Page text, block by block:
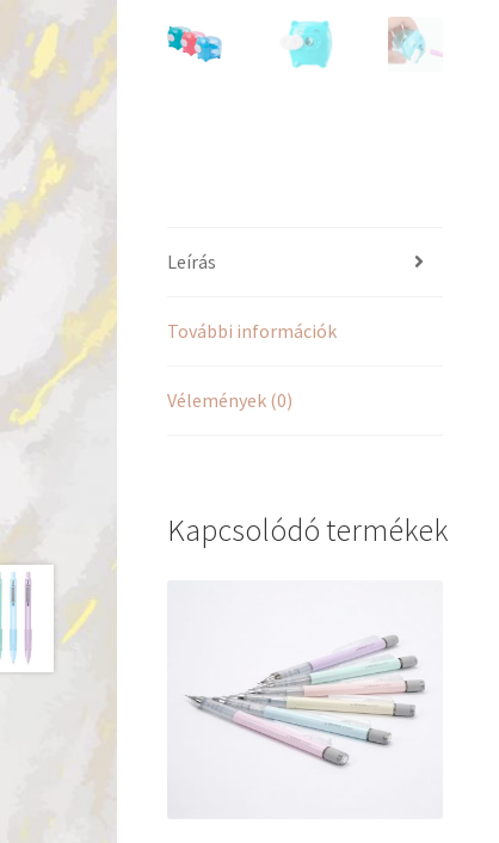
Leírás
További információk
Vélemények (0)
Kapcsolódó termékek